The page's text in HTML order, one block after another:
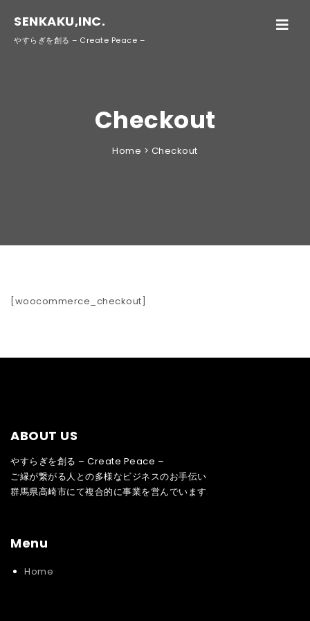
SENKAKU,INC.
やすらぎを創る – Create Peace –
Toggle
Checkout
Home > Checkout
[woocommerce_checkout]
ABOUT US
やすらぎを創る – Create Peace –
ご縁が繋がる人との多様なビジネスのお手伝い
群馬県高崎市にて複合的に事業を営んでいます
Menu
Home